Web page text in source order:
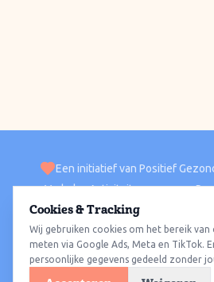
Een initiatief van Positief
VerhalenActiviteiten
ACTIVITEITEN PER
Alle wijkenAlmere HavenAlmere Stad
Almere HoutAlmere OosterwoldWat te
Cookies & Tracking
Wij gebruiken cookies om het bereik
meten via Google Ads, Meta en TikTok.
persoonlijke gegevens gedeeld zonder